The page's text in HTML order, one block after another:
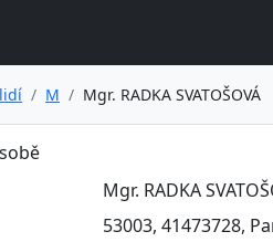
M Mgr. RADKA SVATOŠOVÁ
Mgr. RADKA
53003, 41473728,